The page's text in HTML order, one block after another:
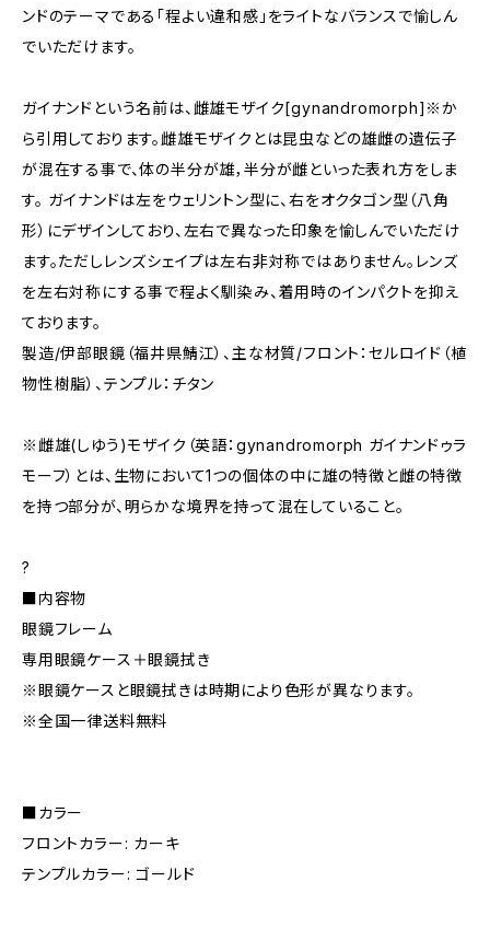
ンドのテーマである「程よい違和感」をライトなバランスで愉しん
でいただけます。
ガイナンドという名前は、雌雄モザイク[gynandromorph]※か
ら引用しております。雌雄モザイクとは昆虫などの雄雌の遺伝子
が混在する事で、体の半分が雄，半分が雌といった表れ方をしま
す。 ガイナンドは左をウェリントン型に、右をオクタゴン型（八角
形）にデザインしており、左右で異なった印象を愉しんでいただけ
ます。ただしレンズシェイプは左右非対称ではありません。レンズ
を左右対称にする事で程よく馴染み、着用時のインパクトを抑え
ております。
製造/伊部眼鏡（福井県鯖江）、主な材質/フロント：セルロイド（植
物性樹脂）、テンプル：チタン
※雌雄(しゆう)モザイク（英語：gynandromorph ガイナンドゥラ
モーフ）とは、生物において1つの個体の中に雄の特徴と雌の特徴
を持つ部分が、明らかな境界を持って混在していること。
?
■内容物
眼鏡フレーム
専用眼鏡ケース＋眼鏡拭き
※眼鏡ケースと眼鏡拭きは時期により色形が異なります。
※全国一律送料無料
■カラー
フロントカラー: カーキ
テンプルカラー: ゴールド